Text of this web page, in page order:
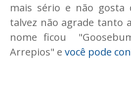
mais sério e não gosta
talvez não agrade tanto
nome ficou
Arrepios" e você pode